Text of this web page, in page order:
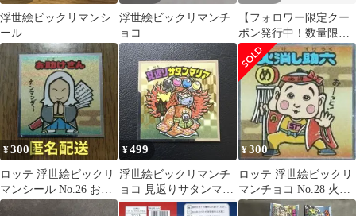
浮世絵ビックリマンシ
ール
浮世絵ビックリマンチ
ョコ
【フォロワー限定クー
ポン発行中！数量限
定】【新品/BOX販売】
ロッテ 浮世絵ビックリ
マンチョコ 30個 ビック
リマンシール
¥300
ロッテ 浮世絵ビックリ
マンシール No.26 お助
けさん
¥499
浮世絵ビックリマンチ
ョコ 見返りサタンマリ
ア サンタマリア
¥300
ロッテ 浮世絵ビックリ
マンチョコ No.28 火消
し助六